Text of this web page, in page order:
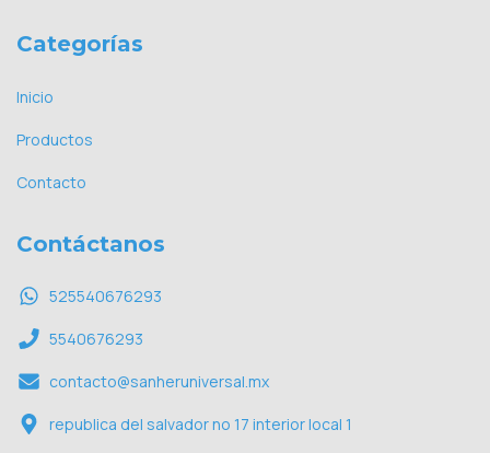
Categorías
Inicio
Productos
Contacto
Contáctanos
525540676293
5540676293
contacto@sanheruniversal.mx
republica del salvador no 17 interior local 1